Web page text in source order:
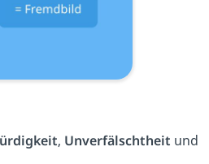
, Unverfälschtheit und